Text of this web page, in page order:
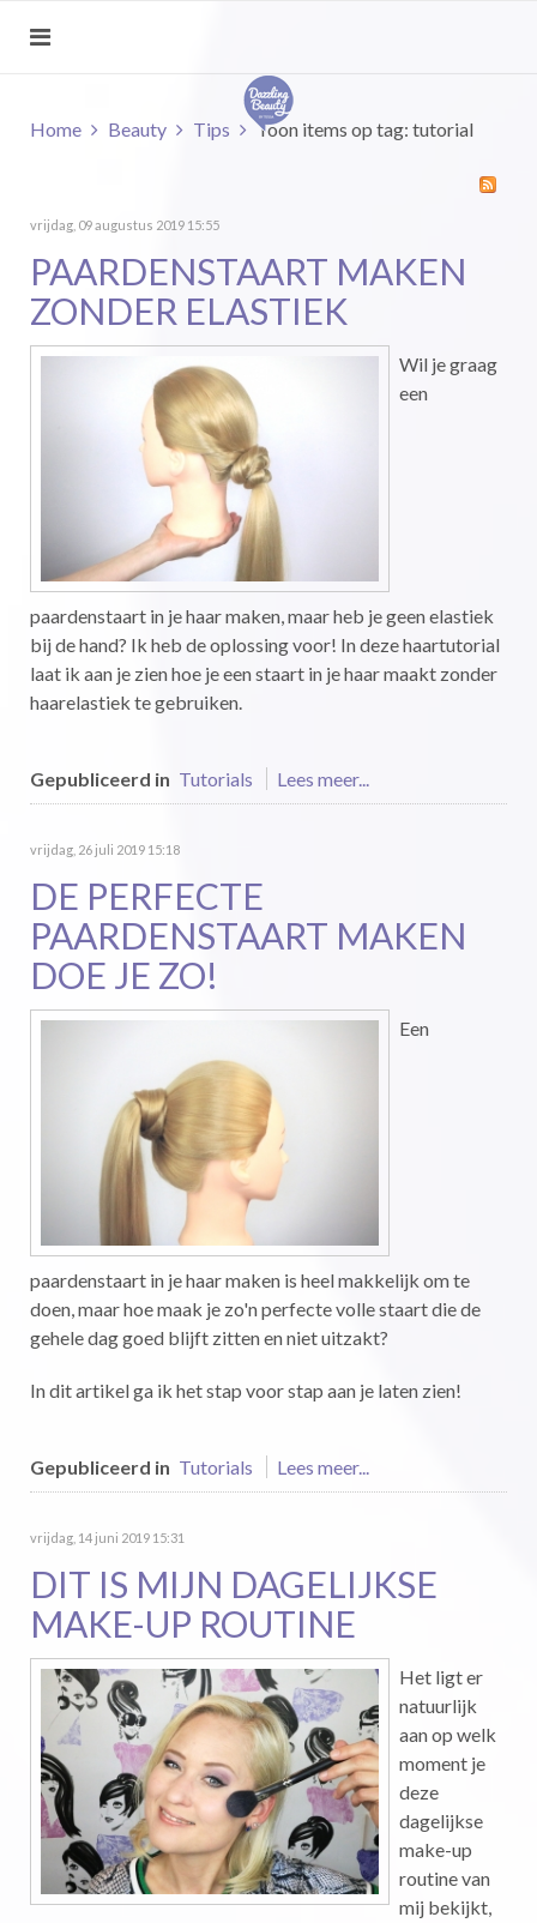
Home Beauty Tips Toon items op tag: tutorial
vrijdag, 09 augustus 2019 15:55
PAARDENSTAART MAKEN
ZONDER ELASTIEK
Wil je graag
een
paardenstaart in je haar maken, maar heb je geen elastiek
bij de hand? Ik heb de oplossing voor! In deze haartutorial
laat ik aan je zien hoe je een staart in je haar maakt zonder
haarelastiek te gebruiken.
Gepubliceerd in Tutorials Lees meer...
vrijdag, 26 juli 2019 15:18
DE PERFECTE
PAARDENSTAART MAKEN
DOE JE ZO!
Een
paardenstaart in je haar maken is heel makkelijk om te
doen, maar hoe maak je zo'n perfecte volle staart die de
gehele dag goed blijft zitten en niet uitzakt?
In dit artikel ga ik het stap voor stap aan je laten zien!
Gepubliceerd in Tutorials Lees meer...
vrijdag, 14 juni 2019 15:31
DIT IS MIJN DAGELIJKSE
MAKE-UP ROUTINE
Het ligt er
natuurlijk
aan op welk
moment je
deze
dagelijkse
make-up
routine van
mij bekijkt,